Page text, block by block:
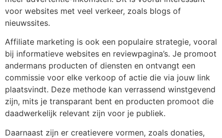
voor websites met veel verkeer, zoals blogs of
nieuwssites.
Affiliate marketing is ook een populaire strategie, vooral
bij informatieve websites en reviewpagina’s. Je promoot
andermans producten of diensten en ontvangt een
commissie voor elke verkoop of actie die via jouw link
plaatsvindt. Deze methode kan verrassend winstgevend
zijn, mits je transparant bent en producten promoot die
daadwerkelijk relevant zijn voor je publiek.
Daarnaast zijn er creatievere vormen, zoals donaties,